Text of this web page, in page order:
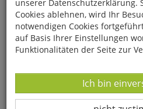
Naturbernstein-
unserer Datenschutzerklärung.
Cookies ablehnen, wird Ihr
notwendigen Cookies
auf Basis Ihrer Einstellungen
Funktionalitäten der Seite zur
Ich bin